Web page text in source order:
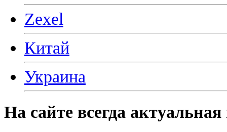
Zexel
Китай
Украина
На сайте всегда